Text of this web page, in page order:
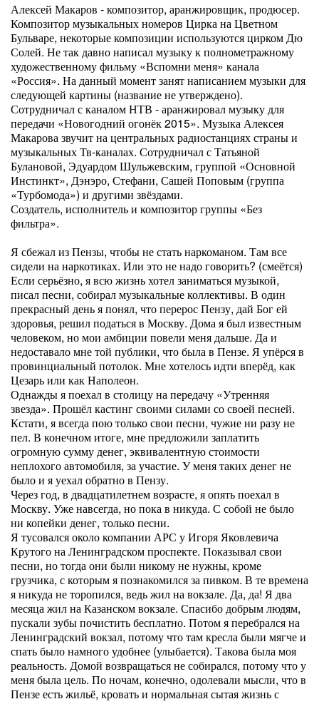
Алексей Макаров - композитор, аранжировщик, продюсер.
Композитор музыкальных номеров Цирка на Цветном
Бульваре, некоторые композиции используются цирком Дю
Солей. Не так давно написал музыку к полнометражному
художественному фильму «Вспомни меня» канала
«Россия». На данный момент занят написанием музыки для
следующей картины (название не утверждено).
Сотрудничал с каналом НТВ - аранжировал музыку для
передачи «Новогодний огонёк 2015». Музыка Алексея
Макарова звучит на центральных радиостанциях страны и
музыкальных Тв-каналах. Сотрудничал с Татьяной
Булановой, Эдуардом Шульжевским, группой «Основной
Инстинкт», Дэнэро, Стефани, Сашей Поповым (группа
«Турбомода») и другими звёздами.
Создатель, исполнитель и композитор группы «Без
фильтра».
Я сбежал из Пензы, чтобы не стать наркоманом. Там все
сидели на наркотиках. Или это не надо говорить? (смеётся)
Если серьёзно, я всю жизнь хотел заниматься музыкой,
писал песни, собирал музыкальные коллективы. В один
прекрасный день я понял, что перерос Пензу, дай Бог ей
здоровья, решил податься в Москву. Дома я был известным
человеком, но мои амбиции повели меня дальше. Да и
недоставало мне той публики, что была в Пензе. Я упёрся в
провинциальный потолок. Мне хотелось идти вперёд, как
Цезарь или как Наполеон.
Однажды я поехал в столицу на передачу «Утренняя
звезда». Прошёл кастинг своими силами со своей песней.
Кстати, я всегда пою только свои песни, чужие ни разу не
пел. В конечном итоге, мне предложили заплатить
огромную сумму денег, эквивалентную стоимости
неплохого автомобиля, за участие. У меня таких денег не
было и я уехал обратно в Пензу.
Через год, в двадцатилетнем возрасте, я опять поехал в
Москву. Уже навсегда, но пока в никуда. С собой не было
ни копейки денег, только песни.
Я тусовался около компании АРС у Игоря Яковлевича
Крутого на Ленинградском проспекте. Показывал свои
песни, но тогда они были никому не нужны, кроме
грузчика, с которым я познакомился за пивком. В те времена
я никуда не торопился, ведь жил на вокзале. Да, да! Я два
месяца жил на Казанском вокзале. Спасибо добрым людям,
пускали зубы почистить бесплатно. Потом я перебрался на
Ленинградский вокзал, потому что там кресла были мягче и
спать было намного удобнее (улыбается). Такова была моя
реальность. Домой возвращаться не собирался, потому что у
меня была цель. По ночам, конечно, одолевали мысли, что в
Пензе есть жильё, кровать и нормальная сытая жизнь с